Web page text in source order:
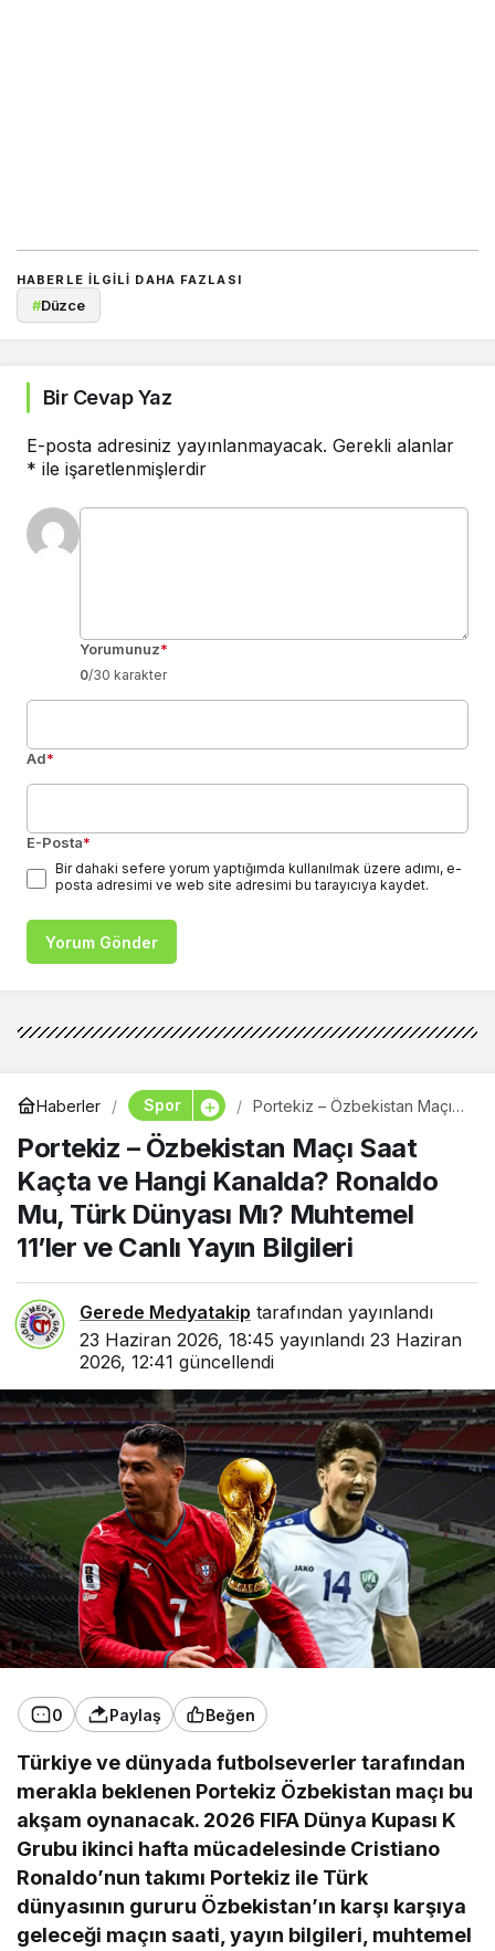
HABERLE ILGILI DAHA FAZLASI
#Düzce
Bir Cevap Yaz
E-posta adresiniz yayınlanmayacak. Gerekli alanlar
* ile işaretlenmişlerdir
Yorumunuz*
0/30 karakter
Ad*
E-Posta*
Bir dahaki sefere yorum yaptığımda kullanılmak üzere adımı, e-
posta adresimi ve web site adresimi bu tarayıcıya kaydet.
Yorum Gönder
Haberler Spor
Portekiz – Özbekistan Maçı
Kanalda? Ronaldo Mu, Türk
Dünyası Mı? Muhtemel 11’ler
ve Canlı Yayın Bilgileri
Portekiz – Özbekistan Maçı Saat
Kaçta ve Hangi Kanalda? Ronaldo
Mu, Türk Dünyası Mı? Muhtemel
11’ler ve Canlı Yayın Bilgileri
Gerede Medyatakip tarafından yayınlandı
23 Haziran 2026, 18:45 yayınlandı 23 Haziran
2026, 12:41 güncellendi
0 Paylaş Beğen
Türkiye ve dünyada futbolseverler tarafından
merakla beklenen Portekiz Özbekistan maçı bu
akşam oynanacak. 2026 FIFA Dünya Kupası K
Grubu ikinci hafta mücadelesinde Cristiano
Ronaldo’nun takımı Portekiz ile Türk
dünyasının gururu Özbekistan’ın karşı karşıya
geleceği maçın saati, yayın bilgileri, muhtemel